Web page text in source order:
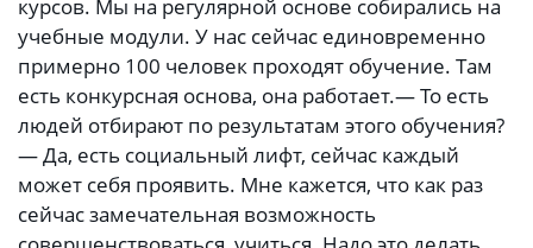
курсов. Мы на регулярной основе собирались на
учебные модули. У нас сейчас единовременно
примерно 100 человек проходят обучение. Там
есть конкурсная основа, она работает.— То есть
людей отбирают по результатам этого обучения?
— Да, есть социальный лифт, сейчас каждый
может себя проявить. Мне кажется, что как раз
сейчас замечательная возможность